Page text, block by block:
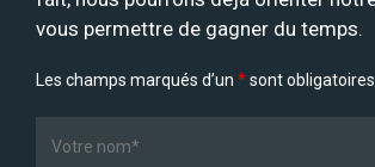
vous permettre de gagner du temps.
Les champs marqués d’un *sont obligatoires